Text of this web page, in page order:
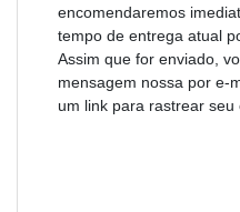
encomendaremos
tempo de entrega atual
Assim que for enviado,
mensagem nossa por e-
um link para rastrear seu